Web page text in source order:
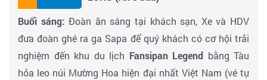
Du khách sẽ thực sự thích thú khi cùng hòa mình vào
điệu múa dịu dàng của những cô gái Mông xinh đẹp,
điệu khèn, tiếng đàn môi sayđắm lòng người hay cùng
giao lưu nhảy sạp với những chàng trai cô gái người
Mông. Ngoài ra, Quýkhách có thể đăng ký trải nghiệm
Buổi sáng: Đoàn ăn sáng tại khách sạn, Xe và HDV
đưa đoàn ghé ra ga Sapa để quý khách có cơ hội trải
nghiệm đến khu du lịch Fansipan Legend bằng Tàu
hỏa leo núi Mường Hoa hiện đại nhất Việt Nam (vé tự